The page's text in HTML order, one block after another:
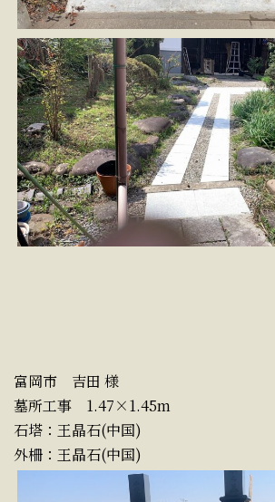
富岡市 吉田 様
墓所工事 1.47×1.45m
石塔：王晶石(中国)
外柵：王晶石(中国)